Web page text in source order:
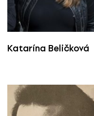
Katarína Beličková